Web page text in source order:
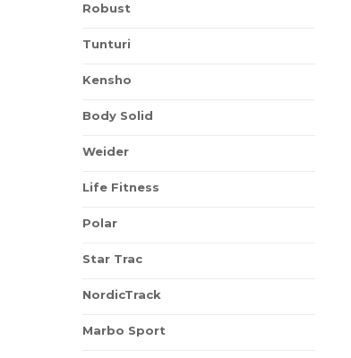
Robust
Tunturi
Kensho
Body Solid
Weider
Life Fitness
Polar
Star Trac
NordicTrack
Marbo Sport